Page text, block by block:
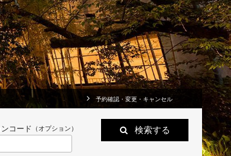
予約確認・変更・キャンセル
コード （オプション） 検索する